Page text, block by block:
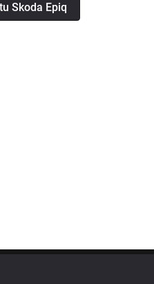
Skoda Epiq